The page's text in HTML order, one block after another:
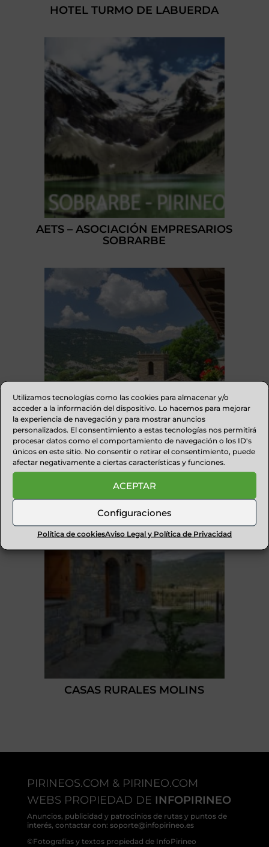
Utilizamos tecnologías como las cookies para almacenar y/o
acceder a la información del dispositivo. Lo hacemos para mejorar
la experiencia de navegación y para mostrar anuncios
personalizados. El consentimiento a estas tecnologías nos permitirá
procesar datos como el comportamiento de navegación o los ID's
únicos en este sitio. No consentir o retirar el consentimiento, puede
afectar negativamente a ciertas características y funciones.
ACEPTAR
Configuraciones
Política de cookiesAviso Legal y Política de Privacidad
HOTEL TURMO DE LABUERDA
AETS – ASOCIACIÓN EMPRESARIOS
SOBRARBE
CASA SOLTERO APARTAMENTOS
RURALES
CASAS RURALES MOLINS
PIRINEOS.COM & PIRINEO.COM
WEBS PROPIEDAD DE INFOPIRINEO
Anuncios, publicidad y patrocinios de rutas y puntos de
interés, contactar con: soporte@infopirineo.es
©Fotografías y textos propiedad de InfoPirineo